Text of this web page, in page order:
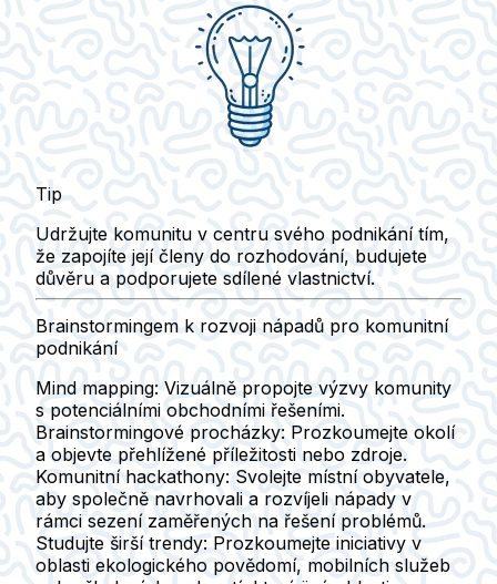
Tip
Udržujte komunitu v centru svého podnikání tím,
že zapojíte její členy do rozhodování, budujete
důvěru a podporujete sdílené vlastnictví.
Brainstormingem k rozvoji nápadů pro komunitní
podnikání
Mind mapping: Vizuálně propojte výzvy komunity
s potenciálními obchodními řešeními.
Brainstormingové procházky: Prozkoumejte okolí
a objevte přehlížené příležitosti nebo zdroje.
Komunitní hackathony: Svolejte místní obyvatele,
aby společně navrhovali a rozvíjeli nápady v
rámci sezení zaměřených na řešení problémů.
Studujte širší trendy: Prozkoumejte iniciativy v
oblasti ekologického povědomí, mobilních služeb